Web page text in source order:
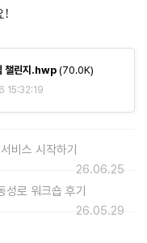
!
챌린지.hwp(70.0K)
15:32:19
비스 시작하기
26.06.25
로 워크숍 후기
26.05.29